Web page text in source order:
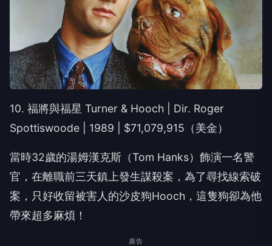
10. 福將與福星 Turner & Hooch | Dir. Roger
Spottiswoode | 1989 | $71,079,915（美金）
當時32歲的湯姆漢克斯（Tom Hanks）飾演一名警
官，在離職前三天鎮上發生謀殺案，為了尋找線索破
案，只好收留被害人的沙皮狗Hooch，這隻狗卻為他
帶來超多麻煩！
廣告